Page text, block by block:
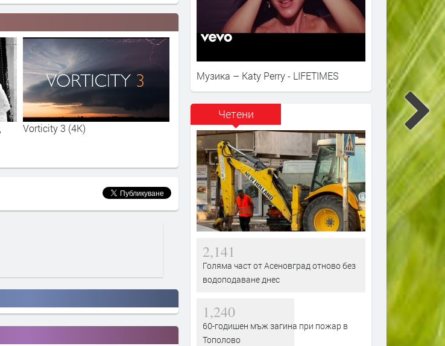
Vorticity 3 (4K)
Пясъчна стена, висока стотици
метри, обгради столицата на
Нигер
Reverent
Музика – Katy Perry - LIFETIMES
Четени
2,141
Голяма част от Асеновград отново без
водоподаване днес
1,240
60-годишен мъж загина при пожар в
Тополово